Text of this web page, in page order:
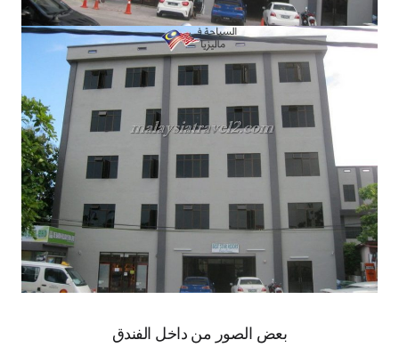
بعض الصور من داخل الفندق